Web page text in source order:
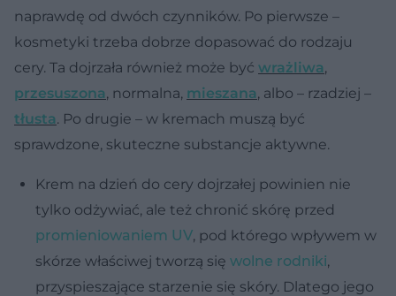
naprawdę od dwóch czynników. Po pierwsze –
kosmetyki trzeba dobrze dopasować do rodzaju
cery. Ta dojrzała również może być wrażliwa,
przesuszona, normalna, mieszana, albo – rzadziej –
tłusta. Po drugie – w kremach muszą być
sprawdzone, skuteczne substancje aktywne.
Krem na dzień do cery dojrzałej powinien nie
tylko odżywiać, ale też chronić skórę przed
promieniowaniem UV, pod którego wpływem w
skórze właściwej tworzą się wolne rodniki,
przyspieszające starzenie się skóry. Dlatego jego